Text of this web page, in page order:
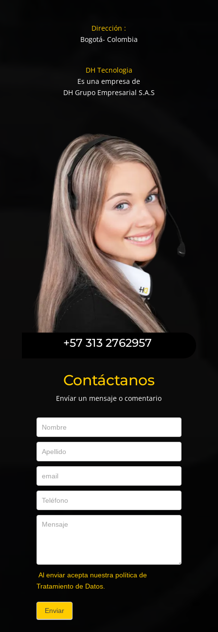
Dirección :
Bogotá- Colombia
DH Tecnologia
Es una empresa de
DH Grupo Empresarial S.A.S
+57 313 2762957
Contáctanos
Envíar un mensaje o comentario
Al enviar acepta nuestra política de
Tratamiento de Datos.
Enviar